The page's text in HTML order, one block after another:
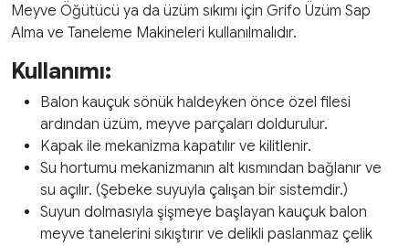
Meyve Öğütücü ya da üzüm sıkımı için Grifo Üzüm Sap
Alma ve Taneleme Makineleri kullanılmalıdır.
Kullanımı:
Balon kauçuk sönük haldeyken önce özel filesi
ardından üzüm, meyve parçaları doldurulur.
Kapak ile mekanizma kapatılır ve kilitlenir.
Su hortumu mekanizmanın alt kısmından bağlanır ve
su açılır. (Şebeke suyuyla çalışan bir sistemdir.)
Suyun dolmasıyla şişmeye başlayan kauçuk balon
meyve tanelerini sıkıştırır ve delikli paslanmaz çelik